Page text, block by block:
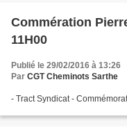
Commération
11H00
Publié le 29/02/2016 à 13:26
Par CGT Cheminots Sarthe
- Tract Syndicat -